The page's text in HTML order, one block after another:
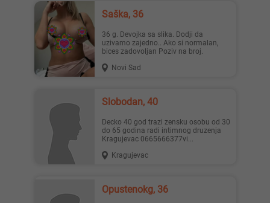
Saška, 36
36 g. Devojka sa slika. Dodji da
uzivamo zajedno.. Ako si normalan,
bices zadovoljan Poziv na broj.
Novi Sad
Slobodan, 40
Decko 40 god trazi zensku osobu od 30
do 65 godina radi intimnog druzenja
Kragujevac 0665666377vi...
Kragujevac
Opustenokg, 36